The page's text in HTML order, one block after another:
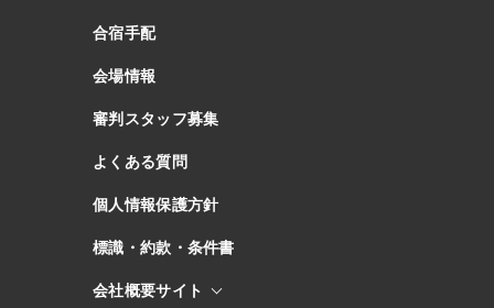
合宿手配
会場情報
審判スタッフ募集
よくある質問
個人情報保護方針
標識・約款・条件書
会社概要サイト